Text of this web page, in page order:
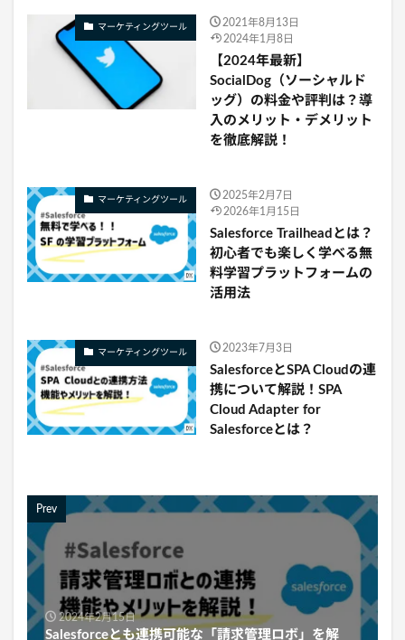
マーケティングツール
2021年8月13日
2024年1月8日
【2024年最新】
SocialDog（ソーシャルド
ッグ）の料金や評判は？導
入のメリット・デメリット
を徹底解説！
マーケティングツール
2025年2月7日
2026年1月15日
Salesforce Trailheadとは？
初心者でも楽しく学べる無
料学習プラットフォームの
活用法
マーケティングツール 2023年7月3日
SalesforceとSPA Cloudの連
携について解説！SPA
Cloud Adapter for
Salesforceとは？
Prev
2024年2月15日
Salesforceとも連携可能な「請求管理ロボ」を解